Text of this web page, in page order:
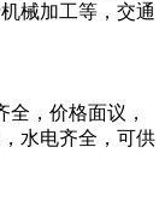
械加工等，交通
，价格面议，
水电齐全，可供